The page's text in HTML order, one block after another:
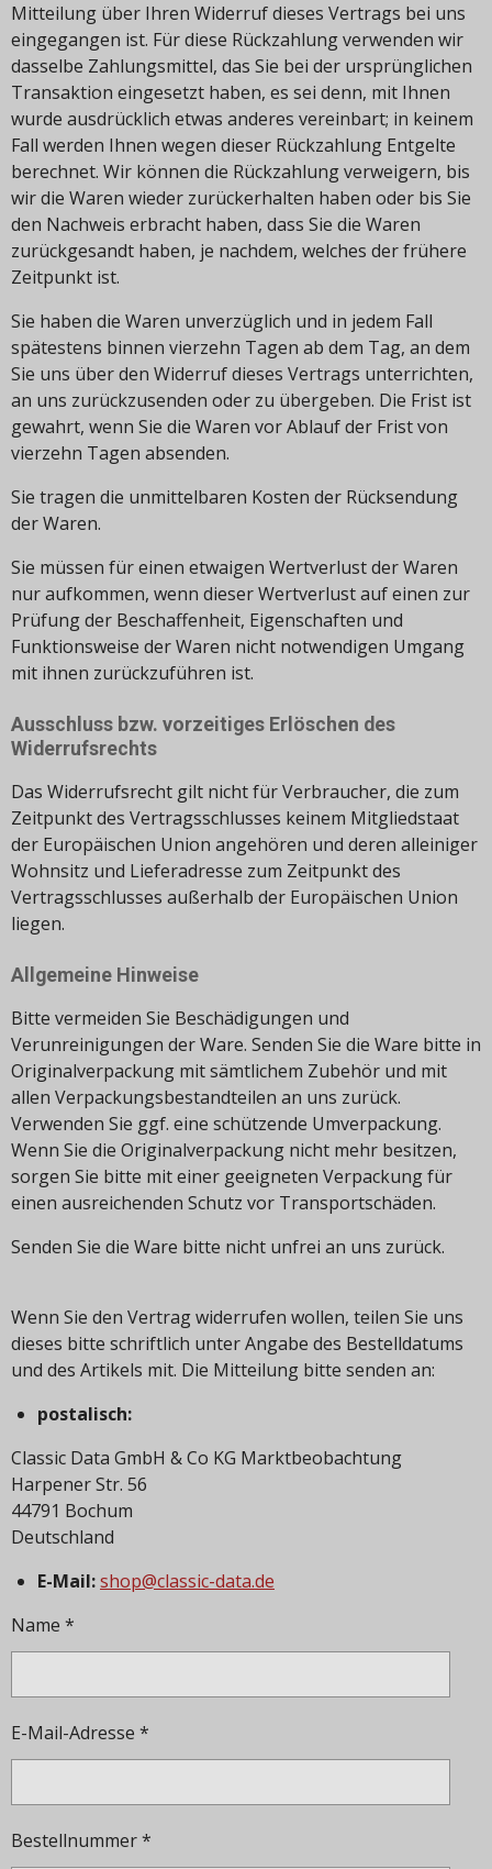
Mitteilung über Ihren Widerruf dieses Vertrags bei uns
eingegangen ist. Für diese Rückzahlung verwenden wir
dasselbe Zahlungsmittel, das Sie bei der ursprünglichen
Transaktion eingesetzt haben, es sei denn, mit Ihnen
wurde ausdrücklich etwas anderes vereinbart; in keinem
Fall werden Ihnen wegen dieser Rückzahlung Entgelte
berechnet. Wir können die Rückzahlung verweigern, bis
wir die Waren wieder zurückerhalten haben oder bis Sie
den Nachweis erbracht haben, dass Sie die Waren
zurückgesandt haben, je nachdem, welches der frühere
Zeitpunkt ist.
Sie haben die Waren unverzüglich und in jedem Fall
spätestens binnen vierzehn Tagen ab dem Tag, an dem
Sie uns über den Widerruf dieses Vertrags unterrichten,
an uns zurückzusenden oder zu übergeben. Die Frist ist
gewahrt, wenn Sie die Waren vor Ablauf der Frist von
vierzehn Tagen absenden.
Sie tragen die unmittelbaren Kosten der Rücksendung
der Waren.
Sie müssen für einen etwaigen Wertverlust der Waren
nur aufkommen, wenn dieser Wertverlust auf einen zur
Prüfung der Beschaffenheit, Eigenschaften und
Funktionsweise der Waren nicht notwendigen Umgang
mit ihnen zurückzuführen ist.
Ausschluss bzw. vorzeitiges Erlöschen des
Widerrufsrechts
Das Widerrufsrecht gilt nicht für Verbraucher, die zum
Zeitpunkt des Vertragsschlusses keinem Mitgliedstaat
der Europäischen Union angehören und deren alleiniger
Wohnsitz und Lieferadresse zum Zeitpunkt des
Vertragsschlusses außerhalb der Europäischen Union
liegen.
Allgemeine Hinweise
Bitte vermeiden Sie Beschädigungen und
Verunreinigungen der Ware. Senden Sie die Ware bitte in
Originalverpackung mit sämtlichem Zubehör und mit
allen Verpackungsbestandteilen an uns zurück.
Verwenden Sie ggf. eine schützende Umverpackung.
Wenn Sie die Originalverpackung nicht mehr besitzen,
sorgen Sie bitte mit einer geeigneten Verpackung für
einen ausreichenden Schutz vor Transportschäden.
Senden Sie die Ware bitte nicht unfrei an uns zurück.
Wenn Sie den Vertrag widerrufen wollen, teilen Sie uns
dieses bitte schriftlich unter Angabe des Bestelldatums
und des Artikels mit. Die Mitteilung bitte senden an:
postalisch:
Classic Data GmbH & Co KG Marktbeobachtung
Harpener Str. 56
44791 Bochum
Deutschland
E-Mail:shop@classic-data.de
Name *
E-Mail-Adresse *
Bestellnummer *